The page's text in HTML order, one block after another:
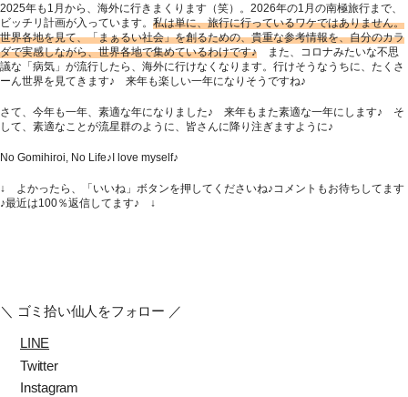
2025年も1月から、海外に行きまくります（笑）。2026年の1月の南極旅行まで、
ビッチリ計画が入っています。 私は単に、旅行に行っているワケではありません。
世界各地を見て、「まぁるい社会」を創るための、貴重な参考情報を、自分のカラ
ダで実感しながら、世界各地で集めているわけです♪ また、コロナみたいな不思
議な「病気」が流行したら、海外に行けなくなります。行けそうなうちに、たくさ
ーん世界を見てきます♪ 来年も楽しい一年になりそうですね♪
さて、今年も一年、素適な年になりました♪ 来年もまた素適な一年にします♪ そ
して、素適なことが流星群のように、皆さんに降り注ぎますように♪
No Gomihiroi, No Life♪I love myself♪
↓ よかったら、「いいね」ボタンを押してくださいね♪コメントもお待ちしてます
♪最近は100％返信してます♪ ↓
＼ ゴミ拾い仙人をフォロー ／
LINE
Twitter
Instagram